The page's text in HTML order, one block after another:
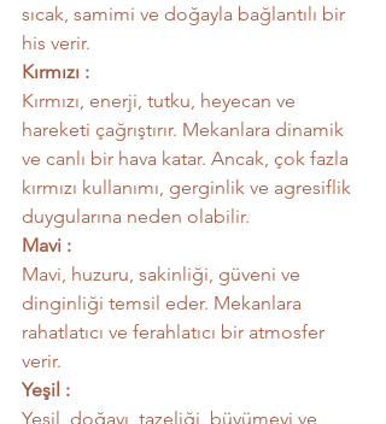
sıcak, samimi ve doğayla bağlantılı bir
his verir.
Kırmızı :
Kırmızı, enerji, tutku, heyecan ve
hareketi çağrıştırır. Mekanlara dinamik
ve canlı bir hava katar. Ancak, çok fazla
kırmızı kullanımı, gerginlik ve agresiflik
duygularına neden olabilir.
Mavi :
Mavi, huzuru, sakinliği, güveni ve
dinginliği temsil eder. Mekanlara
rahatlatıcı ve ferahlatıcı bir atmosfer
verir.
Yeşil :
Yeşil, doğayı, tazeliği, büyümeyi ve